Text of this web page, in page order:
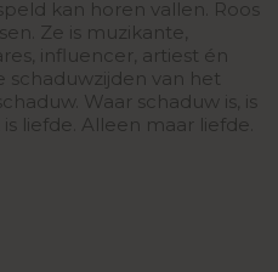
kan horen vallen. Roos
Ze is muzikante,
influencer, artiest én
schaduwzijden van het
Waar schaduw is, is
liefde. Alleen maar liefde.